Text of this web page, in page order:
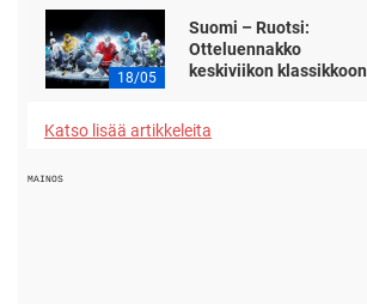
18/05
Suomi – Ruotsi:
Otteluennakko
keskiviikon klassikkoon
Katso lisää artikkeleita
MAINOS